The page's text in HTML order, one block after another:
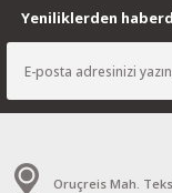
Yeniliklerden
Oruçreis Mah.